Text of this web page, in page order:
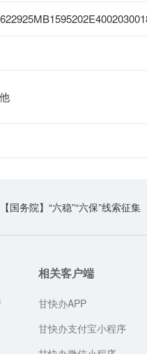
【国务院】“六稳”“六保”线索征集
相关客户端
甘快办APP
甘快办支付宝小程序